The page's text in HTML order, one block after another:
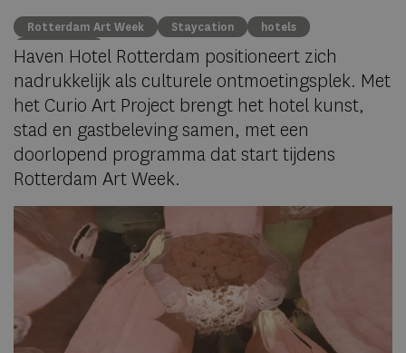
Rotterdam Art Week Staycation
hotels
Rotterdam
Haven Hotel Rotterdam positioneert zich
nadrukkelijk als culturele ontmoetingsplek. Met
het Curio Art Project brengt het hotel kunst,
stad en gastbeleving samen, met een
doorlopend programma dat start tijdens
Rotterdam Art Week.